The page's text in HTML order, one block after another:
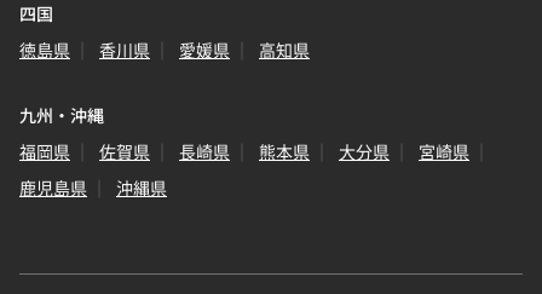
四国
徳島県
香川県 愛媛県 高知県
九州・沖縄
福岡県
佐賀県 長崎県 熊本県 大分県
宮崎県
鹿児島県
沖縄県